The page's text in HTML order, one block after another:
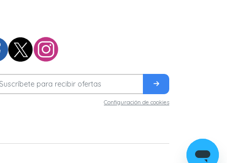
Configuración de cookies